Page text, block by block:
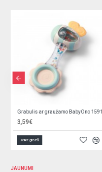
Grabulis ar graužamo BabyOno 1593
3,19€
Ielikt grozā
JAUNUMI